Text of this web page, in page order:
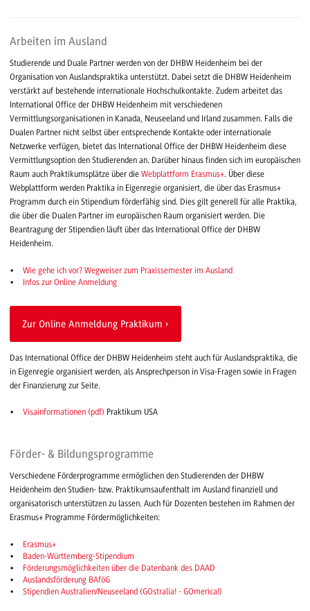
Arbeiten im Ausland
Studierende und Duale Partner werden von der DHBW Heidenheim bei der
Organisation von Auslandspraktika unterstützt. Dabei setzt die DHBW Heidenheim
verstärkt auf bestehende internationale Hochschulkontakte. Zudem arbeitet das
International Office der DHBW Heidenheim mit verschiedenen
Vermittlungsorganisationen in Kanada, Neuseeland und Irland zusammen. Falls die
Dualen Partner nicht selbst über entsprechende Kontakte oder internationale
Netzwerke verfügen, bietet das International Office der DHBW Heidenheim diese
Vermittlungsoption den Studierenden an. Darüber hinaus finden sich im europäischen
Raum auch Praktikumsplätze über die Webplattform Erasmus+. Über diese
Webplattform werden Praktika in Eigenregie organisiert, die über das Erasmus+
Programm durch ein Stipendium förderfähig sind. Dies gilt generell für alle Praktika,
die über die Dualen Partner im europäischen Raum organisiert werden. Die
Beantragung der Stipendien läuft über das International Office der DHBW
Heidenheim.
Wie gehe ich vor? Wegweiser zum Praxissemester im Ausland
Infos zur Online Anmeldung
Zur Online Anmeldung Praktikum
Das International Office der DHBW Heidenheim steht auch für Auslandspraktika, die
in Eigenregie organisiert werden, als Ansprechperson in Visa-Fragen sowie in Fragen
der Finanzierung zur Seite.
Visainformationen (pdf) Praktikum USA
Förder- & Bildungsprogramme
Verschiedene Förderprogramme ermöglichen den Studierenden der DHBW
Heidenheim den Studien- bzw. Praktikumsaufenthalt im Ausland finanziell und
organisatorisch unterstützen zu lassen. Auch für Dozenten bestehen im Rahmen der
Erasmus+ Programme Fördermöglichkeiten:
Erasmus+
Baden-Württemberg-Stipendium
Förderungsmöglichkeiten über die Datenbank des DAAD
Auslandsförderung BAföG
Stipendien Australien/Neuseeland (GOstralia! - GOmerica!)